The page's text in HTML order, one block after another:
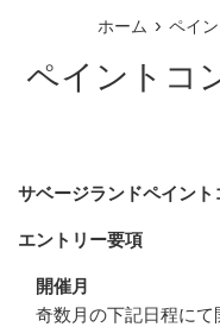
ホーム › ペイ
ペイントコ
サベージランドペイント
エントリー要項
開催月
奇数月の下記日程にて